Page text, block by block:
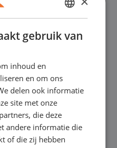
acceptatie
bij online aankoop
in een van onze
DUTCH
ENGLISH
gebruik van
inhoud en
en om ons
delen ook informatie
site met onze
die deze
andere informatie die
of die zij hebben